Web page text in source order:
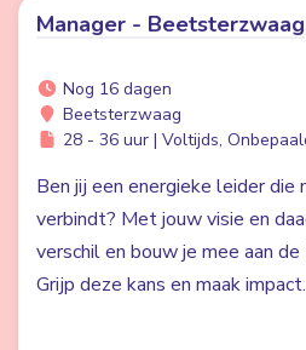
Manager - Beetsterzwaag
Nog 16 dagen
Beetsterzwaag
28 - 36 uur | Voltijds,
Ben jij een energieke leider die
verbindt? Met jouw visie en
verschil en bouw je mee aan
Grijp deze kans en maak impact.